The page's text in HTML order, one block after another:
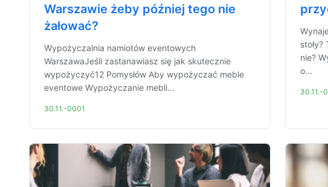
Warszawie żeby później tego nie
żałować?
Wypożyczalnia namiotów eventowych
WarszawaJeśli zastanawiasz się jak skutecznie
wypożyczyć12 Pomysłów Aby wypożyczać meble
eventowe Wypożyczanie mebli...
30.11.-0001
stoły?
nie?
o...
30.11.-